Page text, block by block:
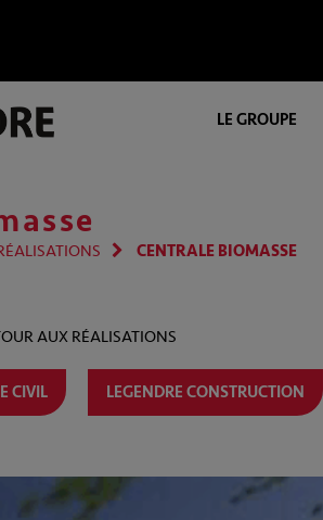
LE GROUPE
CENTRALE BIOMASSE
AUX RÉALISATIONS
CIVIL LEGENDRE CONSTRUCTION